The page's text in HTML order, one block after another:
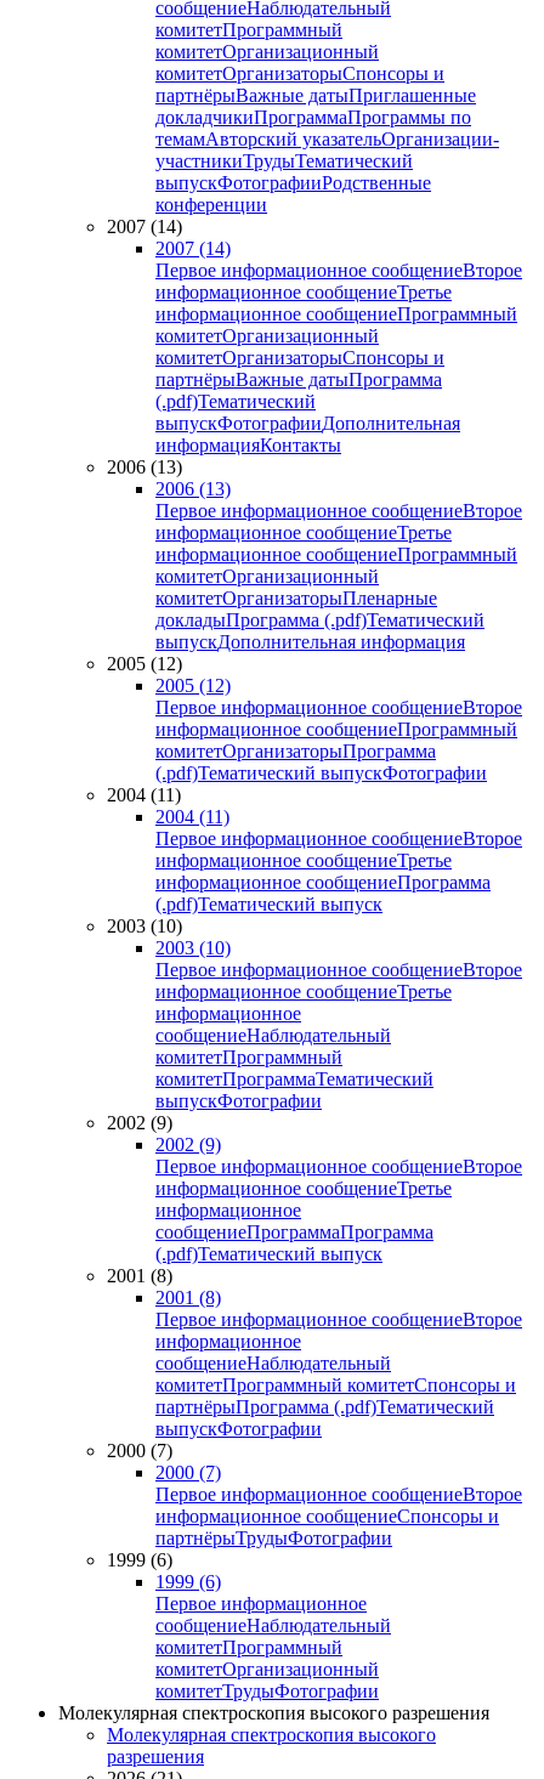
сообщениеНаблюдательный
комитетПрограммный
комитетОрганизационный
комитетОрганизаторыСпонсоры и
партнёрыВажные датыПриглашенные
докладчикиПрограммаПрограммы по
темамАвторский указательОрганизации-
участникиТрудыТематический
выпускФотографииРодственные
конференции
2007 (14)
2007 (14)
Первое информационное сообщениеВторое
информационное сообщениеТретье
информационное сообщениеПрограммный
комитетОрганизационный
комитетОрганизаторыСпонсоры и
партнёрыВажные датыПрограмма
(.pdf)Тематический
выпускФотографииДополнительная
информацияКонтакты
2006 (13)
2006 (13)
Первое информационное сообщениеВторое
информационное сообщениеТретье
информационное сообщениеПрограммный
комитетОрганизационный
комитетОрганизаторыПленарные
докладыПрограмма (.pdf)Тематический
выпускДополнительная информация
2005 (12)
2005 (12)
Первое информационное сообщениеВторое
информационное сообщениеПрограммный
комитетОрганизаторыПрограмма
(.pdf)Тематический выпускФотографии
2004 (11)
2004 (11)
Первое информационное сообщениеВторое
информационное сообщениеТретье
информационное сообщениеПрограмма
(.pdf)Тематический выпуск
2003 (10)
2003 (10)
Первое информационное сообщениеВторое
информационное сообщениеТретье
информационное
сообщениеНаблюдательный
комитетПрограммный
комитетПрограммаТематический
выпускФотографии
2002 (9)
2002 (9)
Первое информационное сообщениеВторое
информационное сообщениеТретье
информационное
сообщениеПрограммаПрограмма
(.pdf)Тематический выпуск
2001 (8)
2001 (8)
Первое информационное сообщениеВторое
информационное
сообщениеНаблюдательный
комитетПрограммный комитетСпонсоры и
партнёрыПрограмма (.pdf)Тематический
выпускФотографии
2000 (7)
2000 (7)
Первое информационное сообщениеВторое
информационное сообщениеСпонсоры и
партнёрыТрудыФотографии
1999 (6)
1999 (6)
Первое информационное
сообщениеНаблюдательный
комитетПрограммный
комитетОрганизационный
комитетТрудыФотографии
Молекулярная спектроскопия высокого разрешения
Молекулярная спектроскопия высокого
разрешения